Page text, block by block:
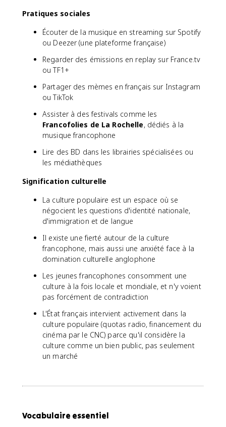
Pratiques sociales
Écouter de la musique en streaming sur Spotify
ou Deezer (une plateforme française)
Regarder des émissions en replay sur France.tv
ou TF1+
Partager des mèmes en français sur Instagram
ou TikTok
Assister à des festivals comme les
Francofolies de La Rochelle, dédiés à la
musique francophone
Lire des BD dans les librairies spécialisées ou
les médiathèques
Signification culturelle
La culture populaire est un espace où se
négocient les questions d'identité nationale,
d'immigration et de langue
Il existe une fierté autour de la culture
francophone, mais aussi une anxiété face à la
domination culturelle anglophone
Les jeunes francophones consomment une
culture à la fois locale et mondiale, et n'y voient
pas forcément de contradiction
L'État français intervient activement dans la
culture populaire (quotas radio, financement du
cinéma par le CNC) parce qu'il considère la
culture comme un bien public, pas seulement
un marché
Vocabulaire essentiel